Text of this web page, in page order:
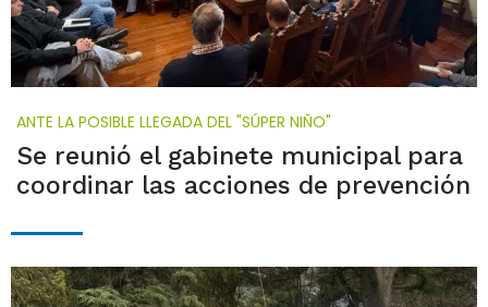
ANTE LA POSIBLE LLEGADA DEL "SÚPER NIÑO"
Se reunió el gabinete municipal para
coordinar las acciones de prevención